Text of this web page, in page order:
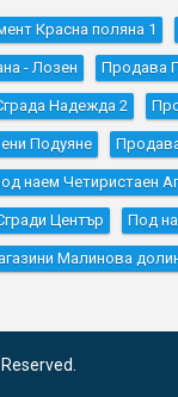
Красна поляна 1
- Лозен Продава
Надежда 2
Подуяне
наем Четиристаен
Център Под
Малинова